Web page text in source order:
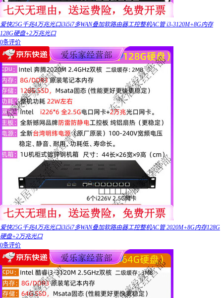
爱快25G千兆4万兆光口i3i5i7多WAN叠加软路由器工控整机AC管 i3-3120M+8G内存
128G硬盘+2万兆光口
0条评价
爱快25G千兆4万兆光口i3i5i7多WAN叠加软路由器工控整机AC管 2020M+8G内存128G
硬盘+2万兆光口
0条评价